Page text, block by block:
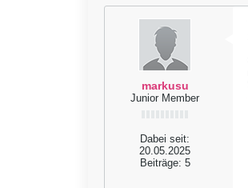
markusu
Junior Member
Dabei seit:
20.05.2025
Beiträge: 5